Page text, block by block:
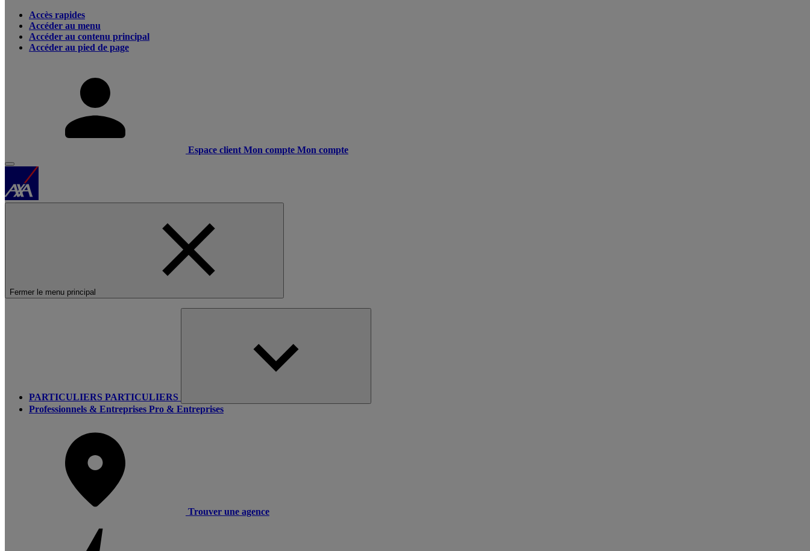
Accès rapides
Accéder au menu
Accéder au contenu principal
Accéder au pied de page
Espace client Mon compte Mon compte
Fermer le menu principal
PARTICULIERS PARTICULIERS
Professionnels & Entreprises Pro & Entreprises
Trouver une agence